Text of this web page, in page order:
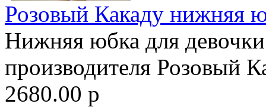
Розовый Какаду нижняя
Нижняя юбка для
производителя Розовый
2680.00 р